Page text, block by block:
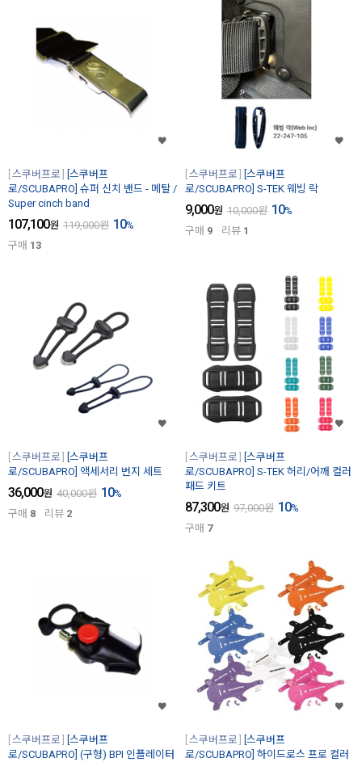
스쿠버프로
[스쿠버프
로/SCUBAPRO] 슈퍼 신치 밴드 - 메탈 /
Super cinch band
107,100원 119,000원 10%
구매 13
스쿠버프로
[스쿠버프
로/SCUBAPRO] S-TEK 웨빙 락
9,000원 10,000원 10%
구매 9 리뷰 1
스쿠버프로
[스쿠버프
로/SCUBAPRO] 액세서리 번지 세트
36,000원 40,000원 10%
구매 8 리뷰 2
스쿠버프로
[스쿠버프
로/SCUBAPRO] S-TEK 허리/어깨 컬러
패드 키트
87,300원 97,000원 10%
구매 7
스쿠버프로
[스쿠버프
로/SCUBAPRO] (구형) BPI 인플레이터
스쿠버프로
[스쿠버프
로/SCUBAPRO] 하이드로스 프로 컬러